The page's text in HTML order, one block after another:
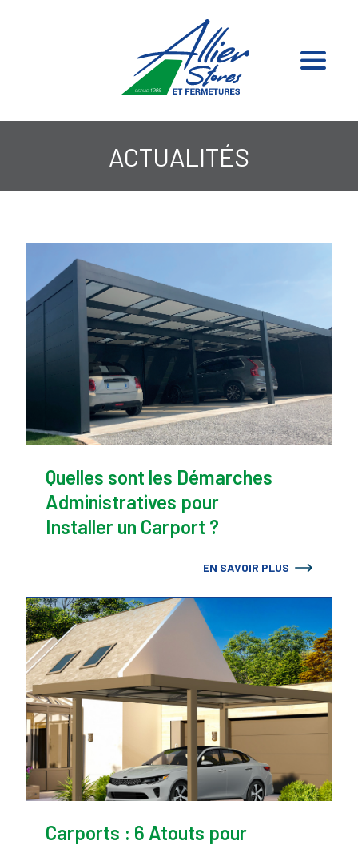
ACTUALITÉS
Quelles sont les Démarches
Administratives pour
Installer un Carport ?
EN SAVOIR PLUS
Carports : 6 Atouts pour